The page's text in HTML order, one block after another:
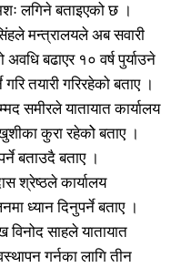
लगिने बताइएको छ ।
मन्त्रालयले अब सवारी
बढाएर १० वर्ष पुर्याउने
तयारी गरिरहेको बताए ।
समीरले यातायात कार्यालय
खुशीका कुरा रहेकोे बताए ।
बताउदै बताए ।
श्रेष्ठले कार्यालय
ध्यान दिनुपर्ने बताए ।
साहले यातायात
गर्नका लागि तीन